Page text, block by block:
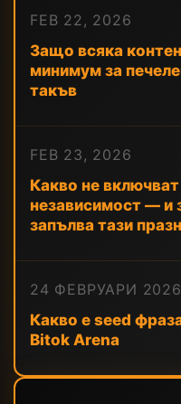
FEB 22, 2026
Защо всяка
минимум за
такъв
FEB 23, 2026
Какво не
независимост — и
запълва тази
24 ФЕВРУАРИ 2026
Какво е seed
Bitok Arena